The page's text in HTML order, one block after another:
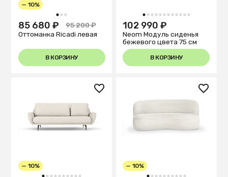
1 2 3
— 10%
85 680 ₽
95 200 ₽
Оттоманка Ricadi левая
В КОРЗИНУ
1 2 3 4 5 6 7 8 9 101112
102 990 ₽
Neom Модуль сиденья
бежевого цвета 75 см
В КОРЗИНУ
— 10% — 10%